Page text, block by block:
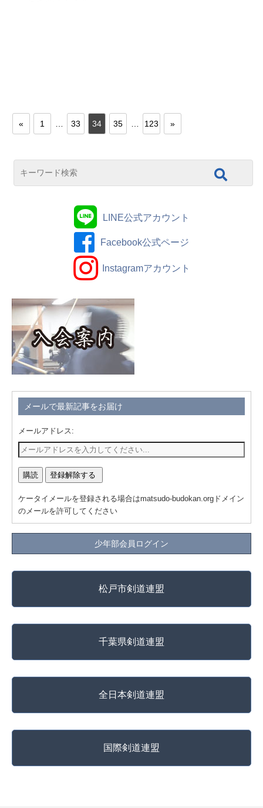
« 1 33 34 35 123 »
LINE公式アカウント
Facebook公式ページ
Instagramアカウント
メールで最新記事をお届け
メールアドレス:
ケータイメールを登録される場合はmatsudo-budokan.orgドメイン
のメールを許可してください
少年部会員ログイン
松戸市剣道連盟
千葉県剣道連盟
全日本剣道連盟
国際剣道連盟